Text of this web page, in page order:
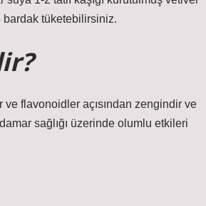
tüketebilirsiniz.
flavonoidler açısından zengindir ve
damar sağlığı üzerinde olumlu etkileri